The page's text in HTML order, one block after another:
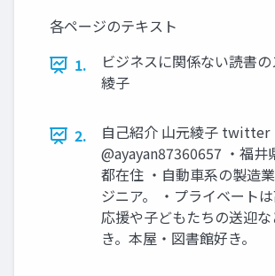
各ページのテキスト
1.
ビジネスに関係ない読書
綾子
2.
自己紹介 山元綾子 twitter
@ayayan87360657 ・福井
都在住 ・自動車系の製造
ジニア。 ・プライベート
応援や子どもたちの送迎
き。本屋・図書館好き。